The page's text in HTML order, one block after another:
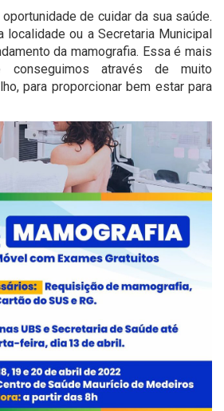
de cuidar da sua saúde.
localidade ou a Secretaria Municipal
da mamografia. Essa é mais
conseguimos através de muito
para proporcionar bem estar para